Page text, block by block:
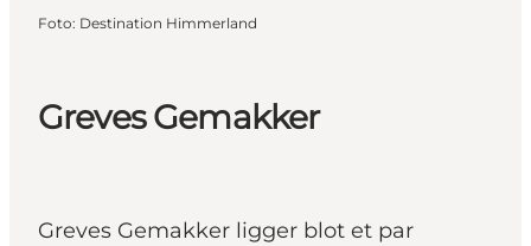
Greves Gemakker
Greves Gemakker ligger blot et par
Foto: Destination Himmerland